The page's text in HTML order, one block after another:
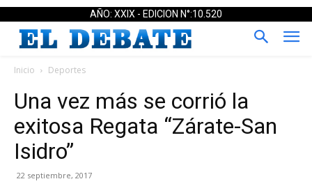
AÑO: XXIX - EDICION N°:10.520
Inicio Deportes
Una vez más se corrió la
exitosa Regata “Zárate-San
Isidro”
22 septiembre, 2017